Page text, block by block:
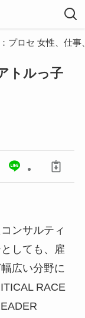
プロセ 女性、仕事
トルっ子
ンサルティ
しても、雇
広い分野に
RACE